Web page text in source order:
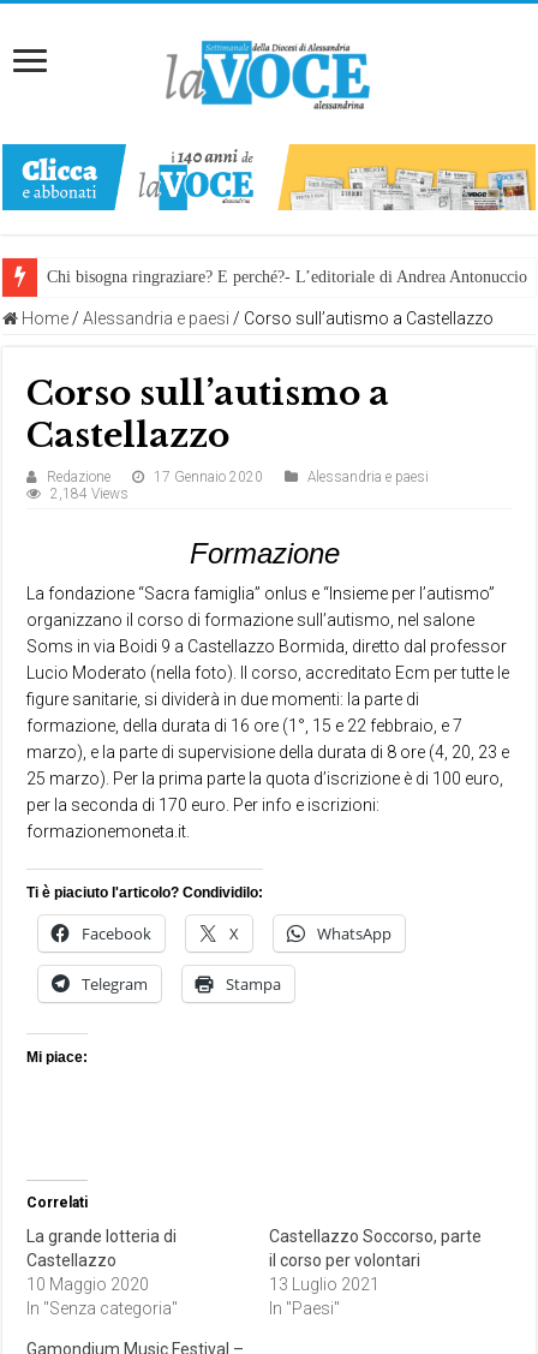
Chi bisogna ringraziare? E perché?- L’editoriale di Andrea Antonuccio
Home / Alessandria e paesi / Corso sull’autismo a Castellazzo
Corso sull’autismo a
Castellazzo
Redazione 17 Gennaio 2020
Alessandria e paesi
2,184 Views
Formazione
La fondazione “Sacra famiglia” onlus e “Insieme per l’autismo”
organizzano il corso di formazione sull’autismo, nel salone
Soms in via Boidi 9 a Castellazzo Bormida, diretto dal professor
Lucio Moderato (nella foto). Il corso, accreditato Ecm per tutte le
figure sanitarie, si dividerà in due momenti: la parte di
formazione, della durata di 16 ore (1°, 15 e 22 febbraio, e 7
marzo), e la parte di supervisione della durata di 8 ore (4, 20, 23 e
25 marzo). Per la prima parte la quota d’iscrizione è di 100 euro,
per la seconda di 170 euro. Per info e iscrizioni:
formazionemoneta.it.
Ti è piaciuto l'articolo? Condividilo:
Facebook X WhatsApp
Telegram Stampa
Mi piace:
Correlati
La grande lotteria di
Castellazzo
10 Maggio 2020
In "Senza categoria"
Castellazzo Soccorso, parte
il corso per volontari
13 Luglio 2021
In "Paesi"
Gamondium Music Festival –